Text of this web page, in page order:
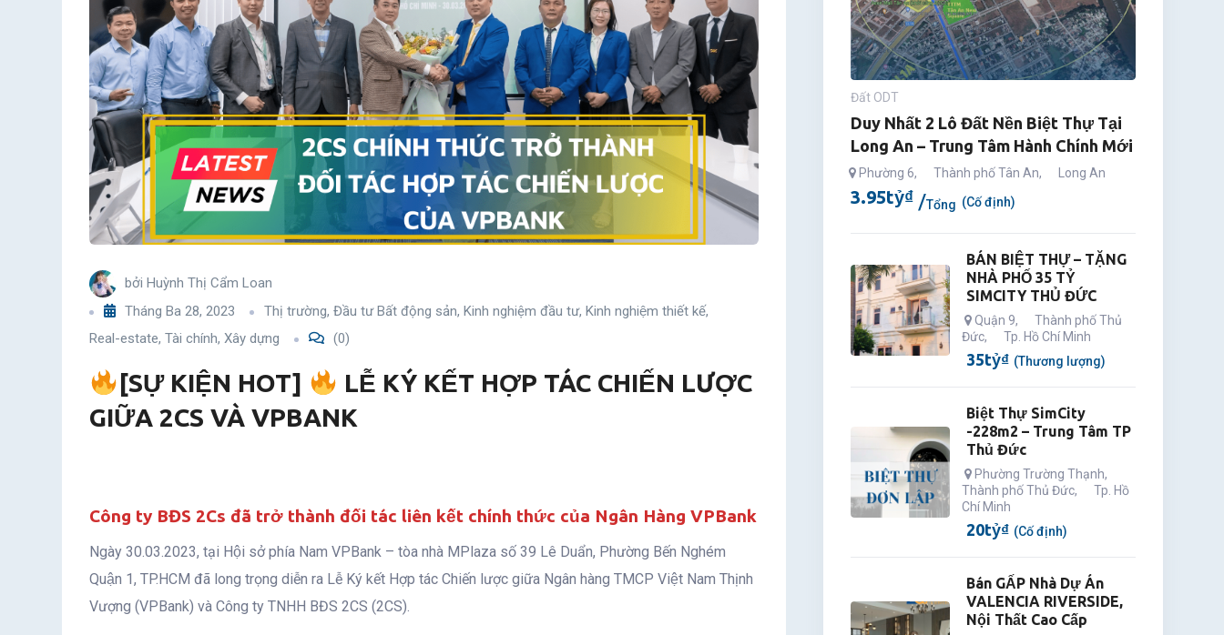
KẾT
HỢP
TÁC
CHIẾN
LƯỢC
GIỮA
2CS
VÀ
VPBANK
bởi Huỳnh Thị Cẩm Loan
Tháng Ba 28, 2023
Thị trường, Đầu tư Bất động sản, Kinh nghiệm đầu tư, Kinh nghiệm thiết kế,
Real-estate, Tài chính, Xây dựng (0)
[SỰ KIỆN HOT]
LỄ KÝ KẾT HỢP TÁC CHIẾN LƯỢC
GIỮA 2CS VÀ VPBANK
Công ty BĐS 2Cs đã trở thành đối tác liên kết chính thức của Ngân Hàng VPBank
Ngày 30.03.2023, tại Hội sở phía Nam VPBank – tòa nhà MPlaza số 39 Lê Duẩn, Phường Bến Nghém
Quận 1, TP.HCM đã long trọng diễn ra Lễ Ký kết Hợp tác Chiến lược giữa Ngân hàng TMCP Việt Nam Thịnh
Vượng (VPBank) và Công ty TNHH BĐS 2CS (2CS).
Đất ODT
Duy Nhất 2 Lô Đất Nền Biệt Thự Tại
Long An – Trung Tâm Hành Chính Mới
Phường 6, Thành phố Tân An, Long An
3.95tỷ₫ Tổng (Cố định)
BÁN BIỆT THỰ – TẶNG
NHÀ PHỐ 35 TỶ
SIMCITY THỦ ĐỨC
Quận 9,
Thành phố Thủ
Đức, Tp. Hồ Chí Minh
35tỷ₫ (Thương lượng)
Biệt Thự SimCity
-228m2 – Trung Tâm TP
Thủ Đức
Phường Trường Thạnh,
Thành phố Thủ Đức,
Tp. Hồ
Chí Minh
20tỷ₫ (Cố định)
Bán GẤP Nhà Dự Án
VALENCIA RIVERSIDE,
Nội Thất Cao Cấp